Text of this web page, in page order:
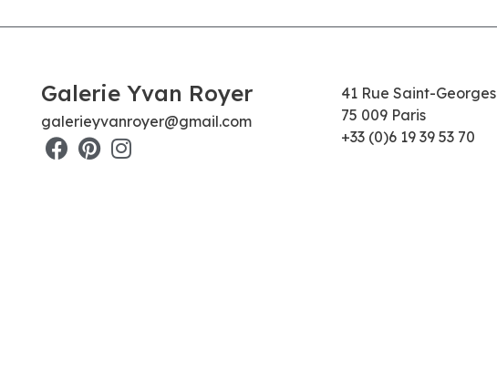
Galerie Yvan Royer
galerieyvanroyer@gmail.com
41 Rue Saint-Georges
75 009 Paris
+33 (0)6 19 39 53 70